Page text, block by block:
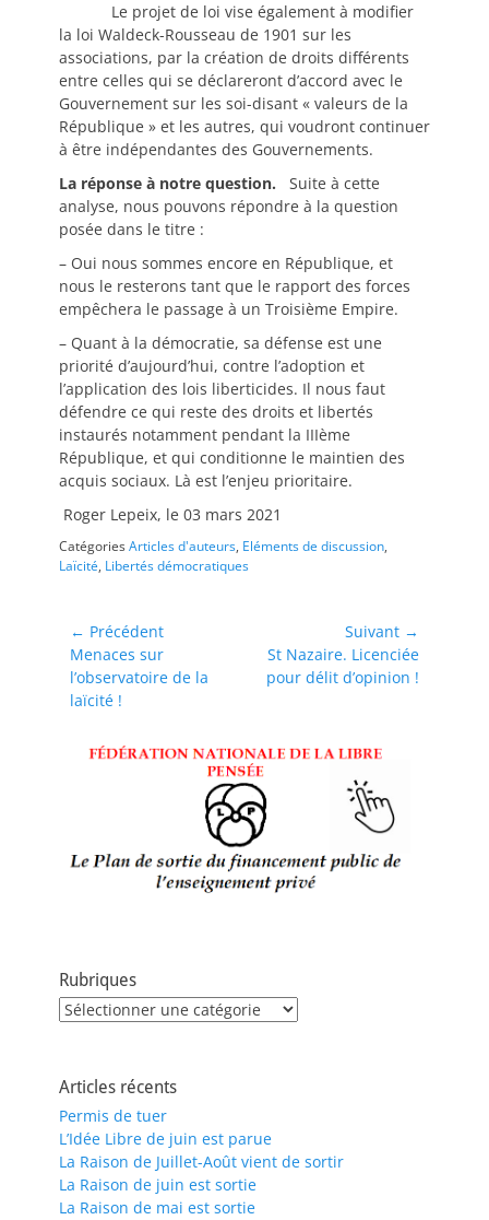
Le projet de loi vise également à modifier
la loi Waldeck-Rousseau de 1901 sur les
associations, par la création de droits différents
entre celles qui se déclareront d’accord avec le
Gouvernement sur les soi-disant « valeurs de la
République » et les autres, qui voudront continuer
à être indépendantes des Gouvernements.
La réponse à notre question. Suite à cette
analyse, nous pouvons répondre à la question
posée dans le titre :
– Oui nous sommes encore en République, et
nous le resterons tant que le rapport des forces
empêchera le passage à un Troisième Empire.
– Quant à la démocratie, sa défense est une
priorité d’aujourd’hui, contre l’adoption et
l’application des lois liberticides. Il nous faut
défendre ce qui reste des droits et libertés
instaurés notamment pendant la IIIème
République, et qui conditionne le maintien des
acquis sociaux. Là est l’enjeu prioritaire.
Roger Lepeix, le 03 mars 2021
CatégoriesArticles d'auteurs, Eléments de discussion,
Laïcité, Libertés démocratiques
Navigation
de
l’article
← Précédent
Article
précédent :
Menaces sur
l’observatoire de la
laïcité !
Suivant →
Article
suivant :
St Nazaire. Licenciée
pour délit d’opinion !
Rubriques
Rubriques
Articles récents
Permis de tuer
L’Idée Libre de juin est parue
La Raison de Juillet-Août vient de sortir
La Raison de juin est sortie
La Raison de mai est sortie